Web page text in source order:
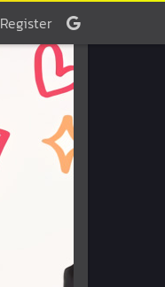
Register